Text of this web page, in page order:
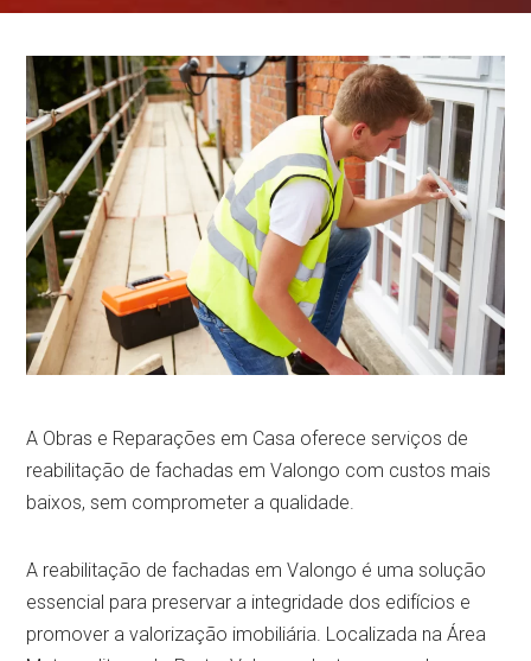
A Obras e Reparações em Casa oferece serviços de
reabilitação de fachadas em Valongo com custos mais
baixos, sem comprometer a qualidade.
A reabilitação de fachadas em Valongo é uma solução
essencial para preservar a integridade dos edifícios e
promover a valorização imobiliária. Localizada na Área